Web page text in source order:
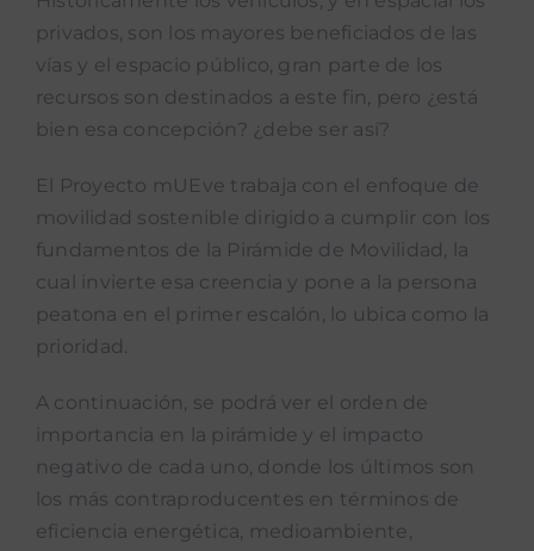
Boletin Accion Municipal
privados, son los mayores beneficiados de las
vías y el espacio público, gran parte de los
recursos son destinados a este fin, pero ¿está
bien esa concepción? ¿debe ser así?
El Proyecto mUEve trabaja con el enfoque de
movilidad sostenible dirigido a cumplir con los
fundamentos de la Pirámide de Movilidad, la
cual invierte esa creencia y pone a la persona
peatona en el primer escalón, lo ubica como la
prioridad.
A continuación, se podrá ver el orden de
importancia en la pirámide y el impacto
negativo de cada uno, donde los últimos son
los más contraproducentes en términos de
eficiencia energética, medioambiente,